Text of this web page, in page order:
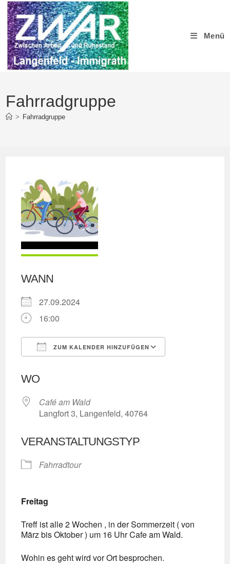
Zum
Inhalt
springen
Menü
Fahrradgruppe
> Fahrradgruppe
WANN
27.09.2024
16:00
ZUM KALENDER HINZUFÜGEN
WO
Café am Wald
Langfort 3, Langenfeld, 40764
VERANSTALTUNGSTYP
Fahrradtour
Freitag
Treff ist alle 2 Wochen , in der Sommerzeit ( von
März bis Oktober ) um 16 Uhr Cafe am Wald.
Wohin es geht wird vor Ort besprochen.